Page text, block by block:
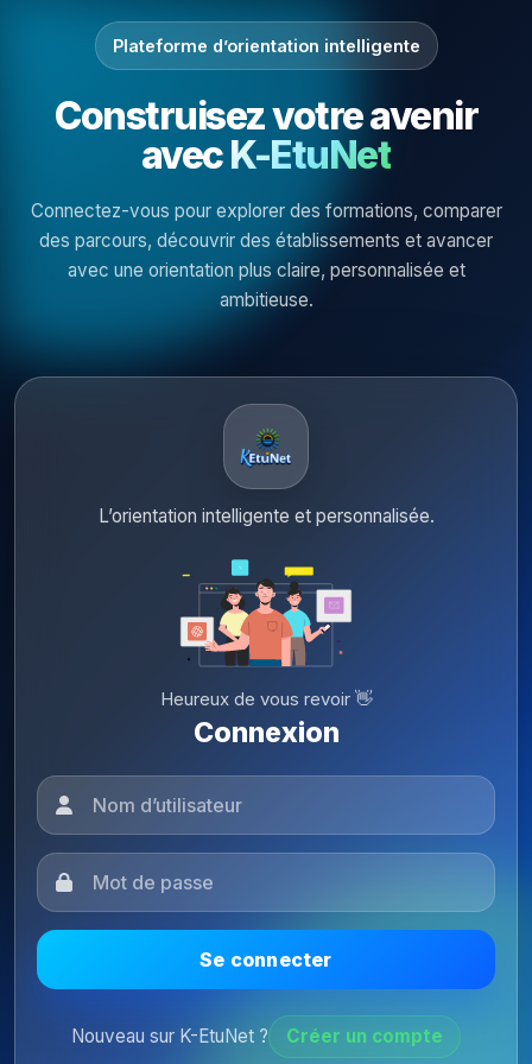
Plateforme d’orientation intelligente
Construisez votre avenir
avecK-EtuNet
Connectez-vous pour explorer des formations, comparer
des parcours, découvrir des établissements et avancer
avec une orientation plus claire, personnalisée et
ambitieuse.
L’orientation intelligente et personnalisée.
Heureux de vous revoir 👋
Connexion
Se connecter
Nouveau sur K-EtuNet ? Créer un compte